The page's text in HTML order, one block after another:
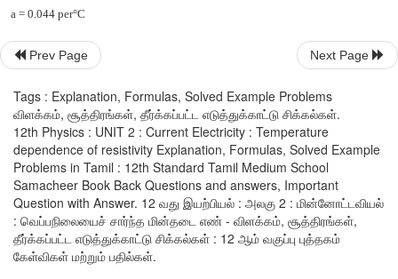
ஒரு சில பொருட்களின் வெப்பநிலையானது ஒருகுறிப்பிட்ட
குறையும்போது அதன் மின்தடை எண் சுழியாகும். இந்த
மாறுநிலை வெப்பநிலை அல்லது பெயர்வு வெப்பநிலை
நிகழ்வினை வெளிப்படுத்தும் பொருட்கள் மீக்கடத்திகள்
எனப்படும். முதன் முதலில் 1911 ல் காமர்லிங் ஒன்ஸ் என்பவர்
வெப்பநிலையில் மீக்கடத்தும் தன்மையை வெளிப்படுத்துவதைக்
இந்த மீக்கடத்திகளில் மின்தடை R = 0 என்பதால்
செலுத்தப்படும் மின்னோட்டம் எவ்வித மின்னழுத்த
தங்கியிருக்கும்.
Prev Page Next Page
Tags : Explanation, Formulas, Solved Example Problems
விளக்கம், சூத்திரங்கள், தீர்க்கப்பட்ட எடுத்துக்காட்டு சிக்கல்கள்.
12th Physics : UNIT 2 : Current Electricity : Temperature
dependence of resistivity Explanation, Formulas, Solved Example
Problems in Tamil : 12th Standard Tamil Medium School
Samacheer Book Back Questions and answers, Important
Question with Answer. 12 வது இயற்பியல் : அலகு 2 : மின்னோட்டவியல்
: வெப்பநிலையைச் சார்ந்த மின்தடை எண் - விளக்கம், சூத்திரங்கள்,
தீர்க்கப்பட்ட எடுத்துக்காட்டு சிக்கல்கள் : 12 ஆம் வகுப்பு புத்தகம்
கேள்விகள் மற்றும் பதில்கள்.